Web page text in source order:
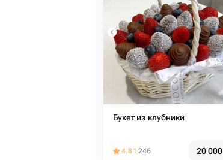
Букет из клубники
4.81 246 20 000